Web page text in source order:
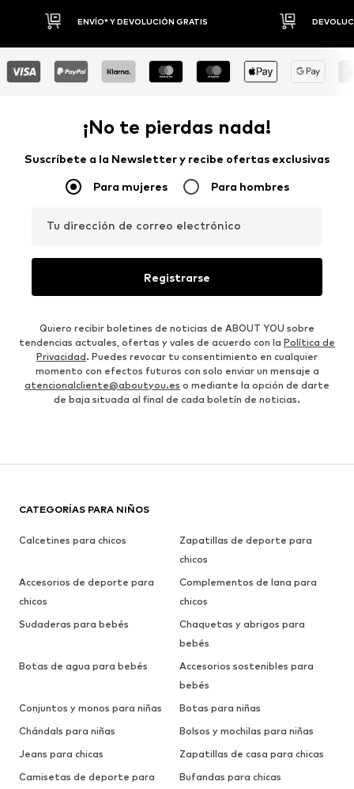
DEVOLUCIONES HASTA 30 DÍAS
¡No te pierdas nada!
Suscríbete a la Newsletter y recibe ofertas exclusivas
Para mujeres Para hombres
Tu dirección de correo electrónico
Registrarse
Quiero recibir boletines de noticias de ABOUT YOU sobre
tendencias actuales, ofertas y vales de acuerdo con la Política de
Privacidad. Puedes revocar tu consentimiento en cualquier
momento con efectos futuros con solo enviar un mensaje a
atencionalcliente@aboutyou.es o mediante la opción de darte
de baja situada al final de cada boletín de noticias.
CATEGORÍAS PARA NIÑOS
Calcetines para chicos
Zapatillas de deporte para
chicos
Accesorios de deporte para
chicos
Complementos de lana para
chicos
Sudaderas para bebés
Chaquetas y abrigos para
bebés
Botas de agua para bebés
Accesorios sostenibles para
bebés
Conjuntos y monos para niñas
Botas para niñas
Chándals para niñas
Bolsos y mochilas para niñas
Jeans para chicas
Zapatillas de casa para chicas
Camisetas de deporte para
Bufandas para chicas